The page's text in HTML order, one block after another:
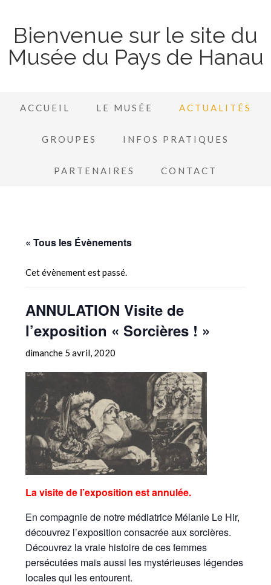
Bienvenue sur le site du
Musée du Pays de Hanau
ACCUEIL LE MUSÉE ACTUALITÉS
GROUPES INFOS PRATIQUES
PARTENAIRES CONTACT
« Tous les Évènements
Cet évènement est passé.
ANNULATION Visite de
l’exposition « Sorcières ! »
dimanche 5 avril, 2020
La visite de l’exposition est annulée.
En compagnie de notre médiatrice Mélanie Le Hir,
découvrez l’exposition consacrée aux sorcières.
Découvrez la vraie histoire de ces femmes
persécutées mais aussi les mystérieuses légendes
locales qui les entourent.